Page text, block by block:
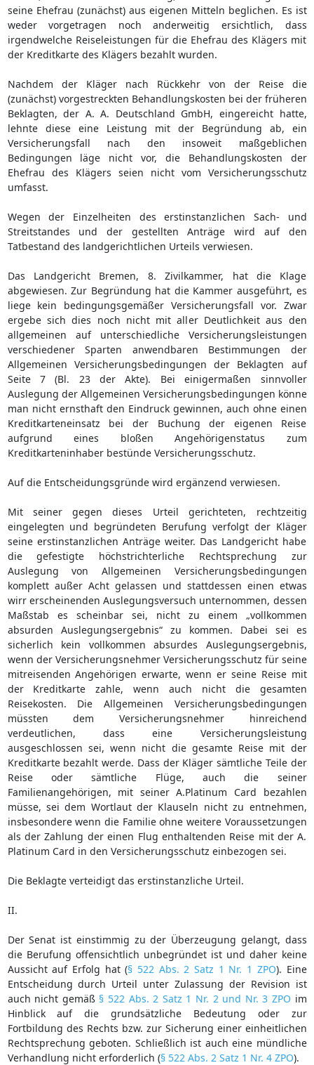
seine Ehefrau (zunächst) aus eigenen Mitteln beglichen. Es ist
weder vorgetragen noch anderweitig ersichtlich, dass
irgendwelche Reiseleistungen für die Ehefrau des Klägers mit
der Kreditkarte des Klägers bezahlt wurden.
Nachdem der Kläger nach Rückkehr von der Reise die
(zunächst) vorgestreckten Behandlungskosten bei der früheren
Beklagten, der A. A. Deutschland GmbH, eingereicht hatte,
lehnte diese eine Leistung mit der Begründung ab, ein
Versicherungsfall nach den insoweit maßgeblichen
Bedingungen läge nicht vor, die Behandlungskosten der
Ehefrau des Klägers seien nicht vom Versicherungsschutz
umfasst.
Wegen der Einzelheiten des erstinstanzlichen Sach- und
Streitstandes und der gestellten Anträge wird auf den
Tatbestand des landgerichtlichen Urteils verwiesen.
Das Landgericht Bremen, 8. Zivilkammer, hat die Klage
abgewiesen. Zur Begründung hat die Kammer ausgeführt, es
liege kein bedingungsgemäßer Versicherungsfall vor. Zwar
ergebe sich dies noch nicht mit aller Deutlichkeit aus den
allgemeinen auf unterschiedliche Versicherungsleistungen
verschiedener Sparten anwendbaren Bestimmungen der
Allgemeinen Versicherungsbedingungen der Beklagten auf
Seite 7 (Bl. 23 der Akte). Bei einigermaßen sinnvoller
Auslegung der Allgemeinen Versicherungsbedingungen könne
man nicht ernsthaft den Eindruck gewinnen, auch ohne einen
Kreditkarteneinsatz bei der Buchung der eigenen Reise
aufgrund eines bloßen Angehörigenstatus zum
Kreditkarteninhaber bestünde Versicherungsschutz.
Auf die Entscheidungsgründe wird ergänzend verwiesen.
Mit seiner gegen dieses Urteil gerichteten, rechtzeitig
eingelegten und begründeten Berufung verfolgt der Kläger
seine erstinstanzlichen Anträge weiter. Das Landgericht habe
die gefestigte höchstrichterliche Rechtsprechung zur
Auslegung von Allgemeinen Versicherungsbedingungen
komplett außer Acht gelassen und stattdessen einen etwas
wirr erscheinenden Auslegungsversuch unternommen, dessen
Maßstab es scheinbar sei, nicht zu einem „vollkommen
absurden Auslegungsergebnis“ zu kommen. Dabei sei es
sicherlich kein vollkommen absurdes Auslegungsergebnis,
wenn der Versicherungsnehmer Versicherungsschutz für seine
mitreisenden Angehörigen erwarte, wenn er seine Reise mit
der Kreditkarte zahle, wenn auch nicht die gesamten
Reisekosten. Die Allgemeinen Versicherungsbedingungen
müssten dem Versicherungsnehmer hinreichend
verdeutlichen, dass eine Versicherungsleistung
ausgeschlossen sei, wenn nicht die gesamte Reise mit der
Kreditkarte bezahlt werde. Dass der Kläger sämtliche Teile der
Reise oder sämtliche Flüge, auch die seiner
Familienangehörigen, mit seiner A.Platinum Card bezahlen
müsse, sei dem Wortlaut der Klauseln nicht zu entnehmen,
insbesondere wenn die Familie ohne weitere Voraussetzungen
als der Zahlung der einen Flug enthaltenden Reise mit der A.
Platinum Card in den Versicherungsschutz einbezogen sei.
Die Beklagte verteidigt das erstinstanzliche Urteil.
II.
Der Senat ist einstimmig zu der Überzeugung gelangt, dass
die Berufung offensichtlich unbegründet ist und daher keine
Aussicht auf Erfolg hat (§ 522 Abs. 2 Satz 1 Nr. 1 ZPO). Eine
Entscheidung durch Urteil unter Zulassung der Revision ist
auch nicht gemäß § 522 Abs. 2 Satz 1 Nr. 2 und Nr. 3 ZPO im
Hinblick auf die grundsätzliche Bedeutung oder zur
Fortbildung des Rechts bzw. zur Sicherung einer einheitlichen
Rechtsprechung geboten. Schließlich ist auch eine mündliche
Verhandlung nicht erforderlich (§ 522 Abs. 2 Satz 1 Nr. 4 ZPO).